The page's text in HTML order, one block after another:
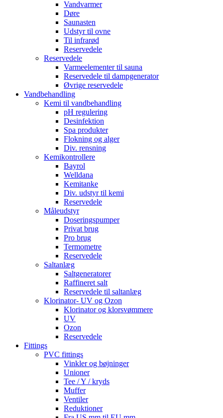
Vandvarmer
Døre
Saunasten
Udstyr til ovne
Til infrarød
Reservedele
Reservedele
Varmeelementer til sauna
Reservedele til dampgenerator
Øvrige reservedele
Vandbehandling
Kemi til vandbehandling
pH regulering
Desinfektion
Spa produkter
Flokning og alger
Div. rensning
Kemikontrollere
Bayrol
Welldana
Kemitanke
Div. udstyr til kemi
Reservedele
Måleudstyr
Doseringspumper
Privat brug
Pro brug
Termometre
Reservedele
Saltanlæg
Saltgeneratorer
Raffineret salt
Reservedele til saltanlæg
Klorinator- UV og Ozon
Klorinator og klorsvømmere
UV
Ozon
Reservedele
Fittings
PVC fittings
Vinkler og bøjninger
Unioner
Tee / Y / kryds
Muffer
Ventiler
Reduktioner